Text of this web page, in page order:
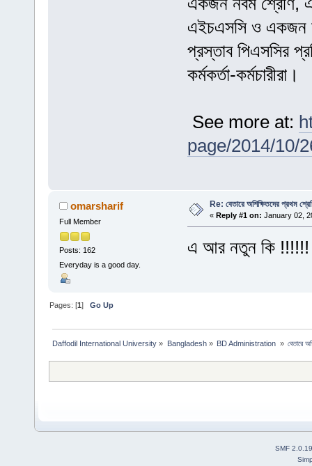
এইচএসসি ও একজন
প্রস্তাব পিএসসির
কর্মকর্তা-কর্মচারীরা।
See more at:
page/2014/10/
omarsharif
Full Member
Posts: 162
Everyday is a good day.
Re: বেতারে অশিক্ষিতদের প্রথম
« Reply #1 on: January 02,
এ আর নতুন কি !!!!!!
Pages: [1]Go Up
Daffodil International University » Bangladesh» BD Administration » বেতারে
SMF 2.0.19